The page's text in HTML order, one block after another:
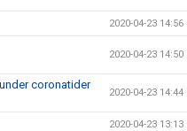
2020-04-23 14:56
2020-04-23 14:50
coronatider
2020-04-23 14:44
2020-04-23 13:13